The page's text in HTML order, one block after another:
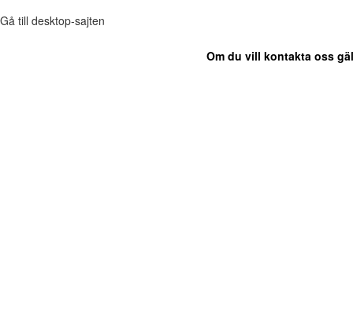
Gå till desktop-sajten
Om du vill kontakta oss